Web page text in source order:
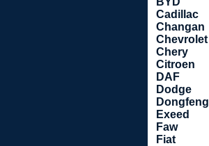
Cadillac
Changan
Chevrolet
Chery
Citroen
DAF
Dodge
Dongfeng
Exeed
Faw
Fiat